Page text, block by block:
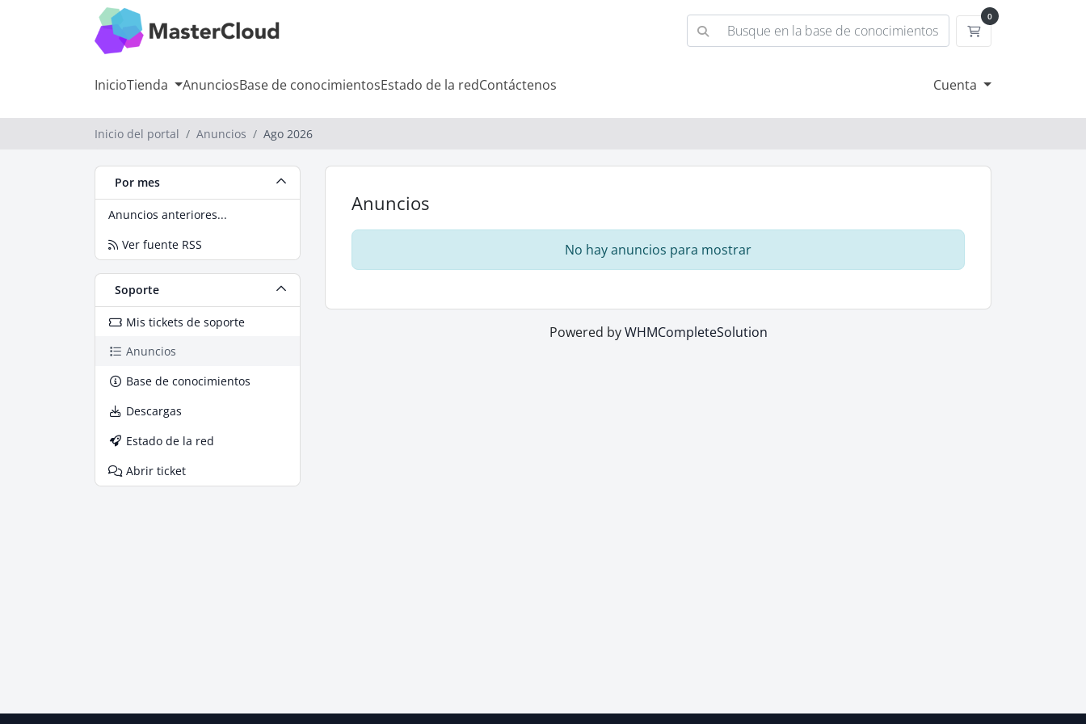
0
Carrito
InicioTienda AnunciosBase de conocimientosEstado de la redContáctenos Cuenta
Inicio del portal Anuncios Ago 2026
Por mes
Anuncios anteriores...
Ver fuente RSS
Soporte
Mis tickets de soporte
Anuncios
Base de conocimientos
Descargas
Estado de la red
Abrir ticket
Anuncios
No hay anuncios para mostrar
Powered byWHMCompleteSolution